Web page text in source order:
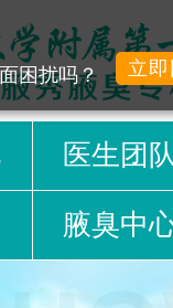
医生团
腋臭中
困扰吗？ 立